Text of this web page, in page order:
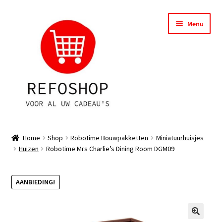
navigatie
Menu
OPRUIMING
Assortiment
Home Shop Robotime Bouwpakketten
Miniatuurhuisjes
Huizen
Robotime Mrs Charlie’s Dining Room DGM09
AANBIEDING!